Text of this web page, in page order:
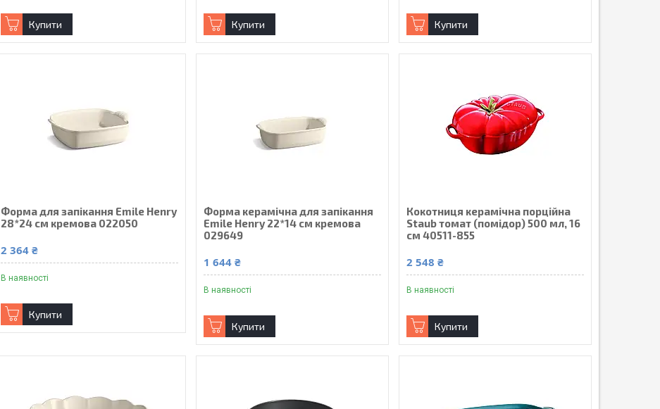
Купити Купити Купити
Форма для запікання Emile Henry
28*24 см кремова 022050
2 364 ₴
В наявності
Купити
Форма керамічна для запікання
Emile Henry 22*14 см кремова
029649
1 644 ₴
В наявності
Купити
Кокотниця керамічна порційна
Staub томат (помідор) 500 мл, 16
см 40511-855
2 548 ₴
В наявності
Купити